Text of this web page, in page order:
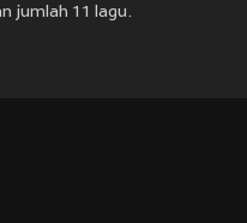
jumlah 11 lagu.